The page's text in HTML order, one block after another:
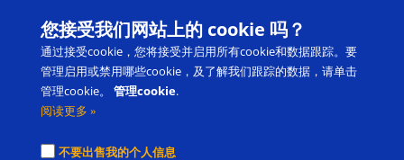
您接受我们网站上的 cookie 吗？
通过接受cookie，您将接受并启用所有cookie和数据跟踪。要
管理启用或禁用哪些cookie，及了解我们跟踪的数据，请单击
管理cookie。 管理cookie.
阅读更多 »
不要出售我的个人信息